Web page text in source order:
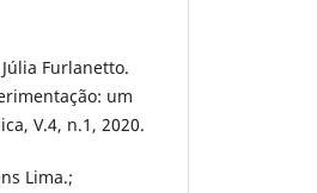
Júlia Furlanetto.
um
V.4, n.1, 2020.
Lima.;